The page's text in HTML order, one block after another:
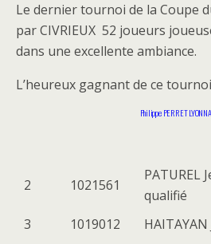
Le dernier tournoi de la Coupe
par CIVRIEUX 52 joueurs
dans une excellente ambiance.
L’heureux gagnant de ce
Philippe PERRET
2 1021561
PATUREL
qualifié
3
1019012